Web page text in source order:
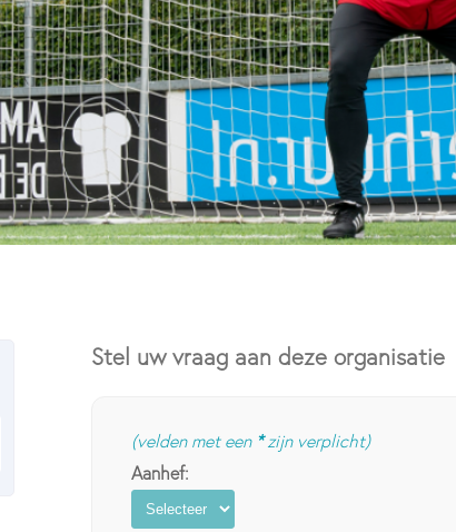
Stel uw vraag aan deze organisatie
(velden met een *zijn verplicht)
Aanhef: